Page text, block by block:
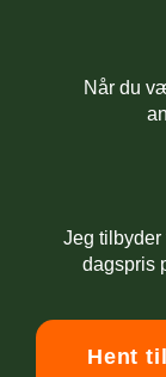
Når du
Jeg
dagspris
Hent